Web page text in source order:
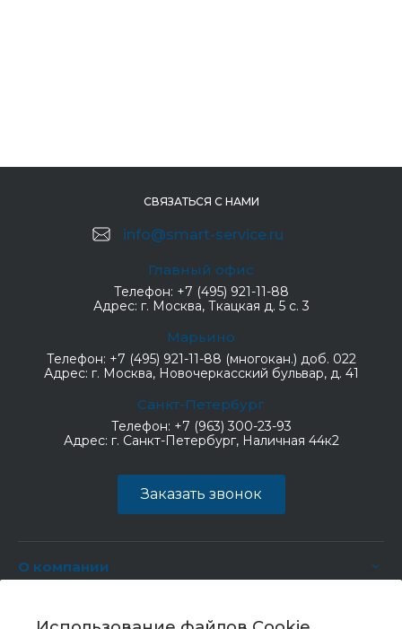
СВЯЗАТЬСЯ С НАМИ
info@smart-service.ru
Главный офис
Телефон: +7 (495) 921-11-88
Адрес: г. Москва, Ткацкая д. 5 с. 3
Марьино
Телефон: +7 (495) 921-11-88 (многокан.) доб. 022
Адрес: г. Москва, Новочеркасский бульвар, д. 41
Санкт-Петербург
Телефон: +7 (963) 300-23-93
Адрес: г. Санкт-Петербург, Наличная 44к2
Заказать звонок
О компании
Услуги